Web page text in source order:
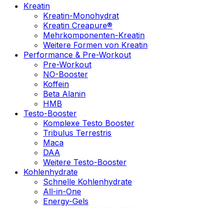
Kreatin
Kreatin-Monohydrat
Kreatin Creapure®
Mehrkomponenten-Kreatin
Weitere Formen von Kreatin
Performance & Pre-Workout
Pre-Workout
NO-Booster
Koffein
Beta Alanin
HMB
Testo-Booster
Komplexe Testo Booster
Tribulus Terrestris
Maca
DAA
Weitere Testo-Booster
Kohlenhydrate
Schnelle Kohlenhydrate
All-in-One
Energy-Gels